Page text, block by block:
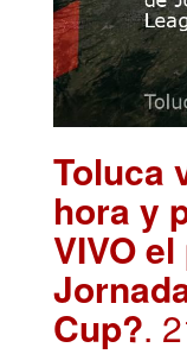
Toluca
hora y
VIVO
Cup?.